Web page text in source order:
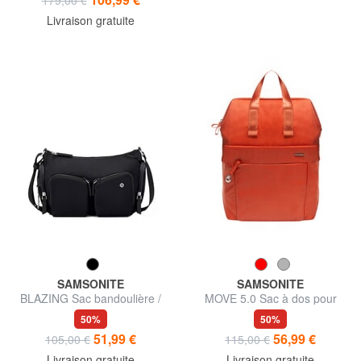
Livraison gratuite
SAMSONITE
BLAZING Sac bandoulière /
sac porté travers
50%
105,00 € 51,99 €
SAMSONITE
MOVE 5.0 Sac à dos pour
ordinateur portable 14,1
pouces
50%
115,00 € 56,99 €